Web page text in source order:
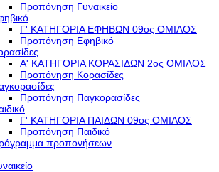
Προπόνηση Γυναικείο
Γ' ΚΑΤΗΓΟΡΙΑ ΕΦΗΒΩΝ 09ος ΟΜΙΛΟΣ
Προπόνηση Εφηβικό
Α' ΚΑΤΗΓΟΡΙΑ ΚΟΡΑΣΙΔΩΝ 2ος ΟΜΙΛΟΣ
Προπόνηση Κορασίδες
Προπόνηση Παγκορασίδες
Γ' ΚΑΤΗΓΟΡΙΑ ΠΑΙΔΩΝ 09ος ΟΜΙΛΟΣ
Προπόνηση Παιδικό
προπονήσεων